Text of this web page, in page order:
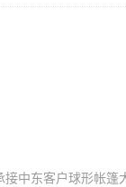
接中东客户球形帐篷